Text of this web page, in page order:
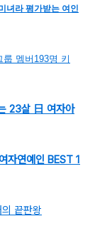
녀라 평가받는 여인
멤버193명 키
23살 日 여자아
자연예인 BEST 1
끝판왕